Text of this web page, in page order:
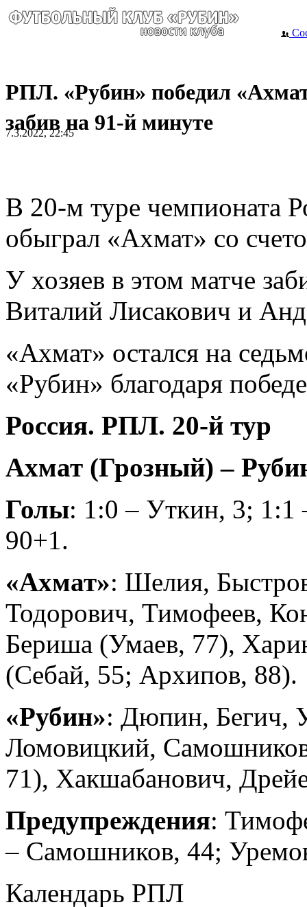
РПЛ. «Рубин» победил
забив на 91-й минуте
7.3.2022, 22:45
В 20-м туре чемпионата
обыграл «Ахмат» со
У хозяев в этом матче
Виталий Лисакович и
«Ахмат» остался на
«Рубин» благодаря
Россия. РПЛ. 20-й тур
Ахмат (Грозный) –
Голы: 1:0 – Уткин, 3; 1:1
90+1.
«Ахмат»: Шелия,
Тодорович, Тимофеев,
Бериша (Умаев, 77),
(Себай, 55; Архипов, 88).
«Рубин»: Дюпин, Бегич,
Ломовицкий,
71), Хакшабанович,
Предупреждения:
– Самошников, 44;
Календарь РПЛ